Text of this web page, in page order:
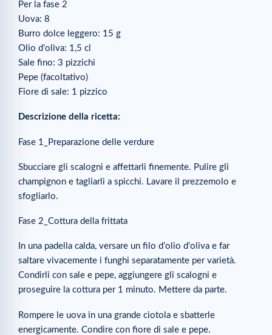
Per la fase 2
Uova: 8
Burro dolce leggero: 15 g
Olio d’oliva: 1,5 cl
Sale fino: 3 pizzichi
Pepe (facoltativo)
Fiore di sale: 1 pizzico
Descrizione della ricetta:
Fase 1_Preparazione delle verdure
Sbucciare gli scalogni e affettarli finemente. Pulire gli
champignon e tagliarli a spicchi. Lavare il prezzemolo e
sfogliarlo.
Fase 2_Cottura della frittata
In una padella calda, versare un filo d’olio d’oliva e far
saltare vivacemente i funghi separatamente per varietà.
Condirli con sale e pepe, aggiungere gli scalogni e
proseguire la cottura per 1 minuto. Mettere da parte.
Rompere le uova in una grande ciotola e sbatterle
energicamente. Condire con fiore di sale e pepe.